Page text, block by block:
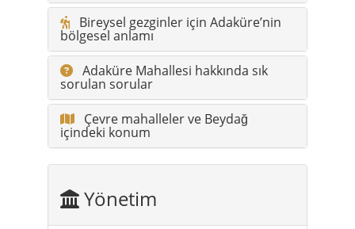
Bireysel gezginler için Adaküre’nin
bölgesel anlamı
Adaküre Mahallesi hakkında sık
sorulan sorular
Çevre mahalleler ve Beydağ
içindeki konum
Yönetim